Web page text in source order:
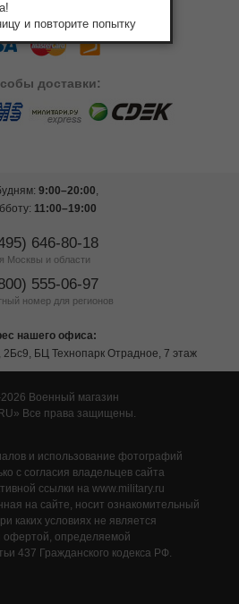
доставки:
9:00–20:00,
11:00–19:00
646-80-18
Москвы и области
555-06-97
номер для регионов
нашего офиса:
2Бс9, БЦ Технопарк Отрадное, 7 этаж
Военный магазин
Все права защищены.
и использование фотографий
с согласия владельцев сайта
ссылки на www.military.ru
на сайте, носит ознакомительный
каких условиях не является
офертой, определяемой
437 Гражданского кодекса РФ.
и повторите попытку